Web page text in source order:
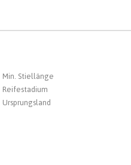
Min. Stiellänge
Reifestadium
Ursprungsland